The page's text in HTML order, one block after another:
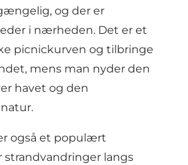
og der er
i nærheden. Det er et
picnickurven og tilbringe
mens man nyder den
havet og den
også et populært
langs